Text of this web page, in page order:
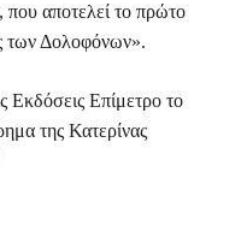
αποτελεί το πρώτο
των Δολοφόνων».
Εκδόσεις Επίμετρο το
της Κατερίνας